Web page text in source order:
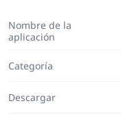
Nombre de la
aplicación
Categoría
Descargar